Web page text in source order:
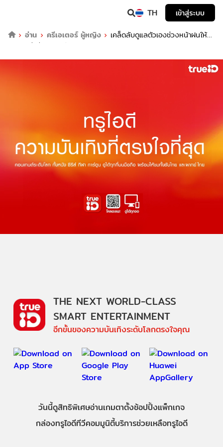
TH
เข้าสู่ระบบ
อ่าน
ครีเอเตอร์ ผู้หญิง
เคล็ดลับดูแลตัวเองช่วงหน้าฝนให้
สุขภาพดี ห่างไกลหวัด
THE NEXT WORLD-CLASS
SMART ENTERTAINMENT
อีกขั้นของความบันเทิงระดับโลกตรงใจคุณ
วันนี้ดูสิทธิพิเศษอ่านเกมตาตั้งช้อปปิ้งแพ็กเกจ
กล่องทรูไอดีทีวีคอมมูนิตี้บริการช่วยเหลือทรูไอดี